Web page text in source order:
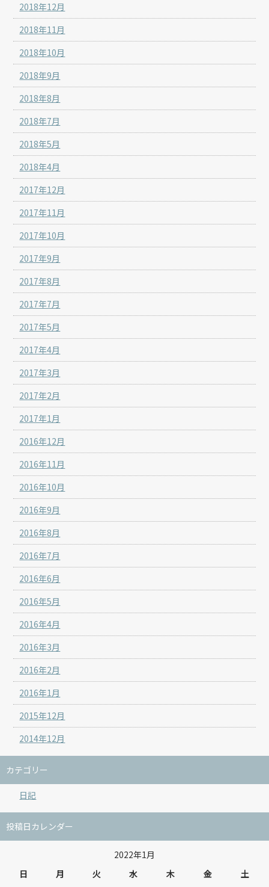
2018年12月
2018年11月
2018年10月
2018年9月
2018年8月
2018年7月
2018年5月
2018年4月
2017年12月
2017年11月
2017年10月
2017年9月
2017年8月
2017年7月
2017年5月
2017年4月
2017年3月
2017年2月
2017年1月
2016年12月
2016年11月
2016年10月
2016年9月
2016年8月
2016年7月
2016年6月
2016年5月
2016年4月
2016年3月
2016年2月
2016年1月
2015年12月
2014年12月
カテゴリー
日記
投稿日カレンダー
2022年1月
日
月 火 水 木 金
土